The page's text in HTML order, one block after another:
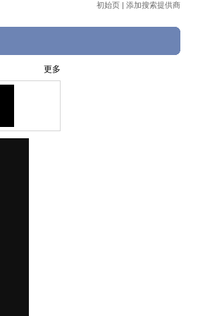
初始页 | 添加搜索提供商
更多